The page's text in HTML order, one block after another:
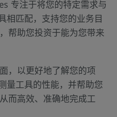
专注于将您的特定需求与
相匹配，支持您的业务目
帮助您投资于能为您带来
，以更好地了解您的项
量工具的性能，并帮助您
而高效、准确地完成工